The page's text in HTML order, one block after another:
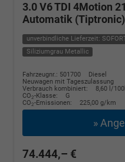
3.0 V6 TDI 4Motion
Automatik
unverbindliche Lieferzeit:
Siliziumgrau Metallic
Fahrzeugnr.: 501700
Diesel
Neuwagen mit Tageszulassung
Verbrauch kombiniert:
8,60 l/
CO2-Klasse:
G
CO2-Emissionen: 225,00 g/km
»
74.444,– €